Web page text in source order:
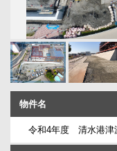
物件名
令和4年度 清水港津